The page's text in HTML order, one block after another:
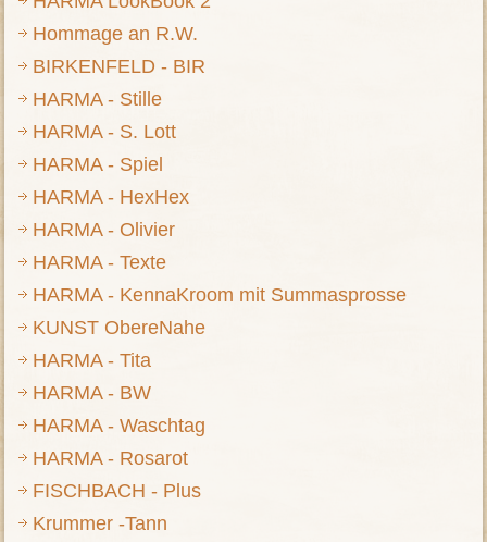
Hommage an R.W.
BIRKENFELD - BIR
HARMA - Stille
HARMA - S. Lott
HARMA - Spiel
HARMA - HexHex
HARMA - Olivier
HARMA - Texte
HARMA - KennaKroom mit Summasprosse
KUNST ObereNahe
HARMA - Tita
HARMA - BW
HARMA - Waschtag
HARMA - Rosarot
FISCHBACH - Plus
Krummer -Tann